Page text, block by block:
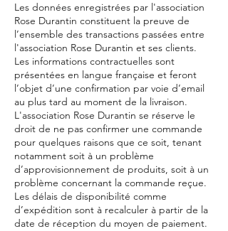
Les données enregistrées par l'association
Rose Durantin constituent la preuve de
l’ensemble des transactions passées entre
l'association Rose Durantin et ses clients.
Les informations contractuelles sont
présentées en langue française et feront
l’objet d’une confirmation par voie d’email
au plus tard au moment de la livraison.
L'association Rose Durantin se réserve le
droit de ne pas confirmer une commande
pour quelques raisons que ce soit, tenant
notamment soit à un problème
d’approvisionnement de produits, soit à un
problème concernant la commande reçue.
Les délais de disponibilité comme
d’expédition sont à recalculer à partir de la
date de réception du moyen de paiement.